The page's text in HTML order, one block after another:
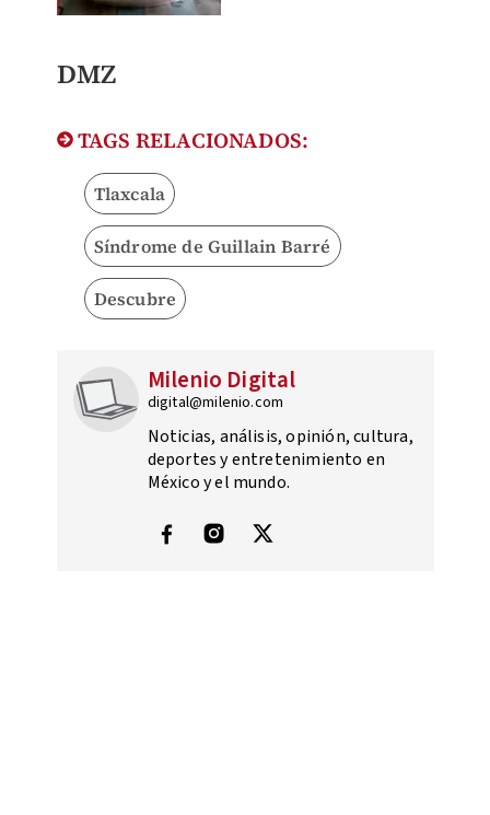
DMZ
TAGS RELACIONADOS:
Tlaxcala
Síndrome de Guillain Barré
Descubre
Milenio Digital
digital@milenio.com
Noticias, análisis, opinión, cultura,
deportes y entretenimiento en
México y el mundo.